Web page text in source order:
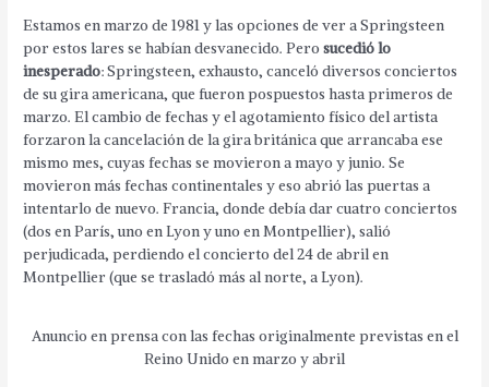
Estamos en marzo de 1981 y las opciones de ver a Springsteen
por estos lares se habían desvanecido. Perosucedió lo
inesperado: Springsteen, exhausto, canceló diversos conciertos
de su gira americana, que fueron pospuestos hasta primeros de
marzo. El cambio de fechas y el agotamiento físico del artista
forzaron la cancelación de la gira británica que arrancaba ese
mismo mes, cuyas fechas se movieron a mayo y junio. Se
movieron más fechas continentales y eso abrió las puertas a
intentarlo de nuevo. Francia, donde debía dar cuatro conciertos
(dos en París, uno en Lyon y uno en Montpellier), salió
perjudicada, perdiendo el concierto del 24 de abril en
Montpellier (que se trasladó más al norte, a Lyon).
Anuncio en prensa con las fechas originalmente previstas en el
Reino Unido en marzo y abril